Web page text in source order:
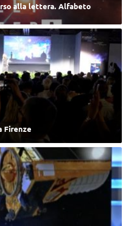
alla lettera. Alfabeto
Firenze